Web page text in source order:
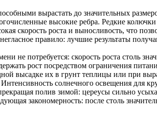
вырастать до значительных
высокие ребра. Редкие
скорость роста и выносливость, что
правило: лучшие результаты
не потребуется: скорость роста столь
рост посредством ограничения
высадке их в грунт теплицы или при
солнечного освещения для
полив зимой: цереусы сильно
закономерность: после столь